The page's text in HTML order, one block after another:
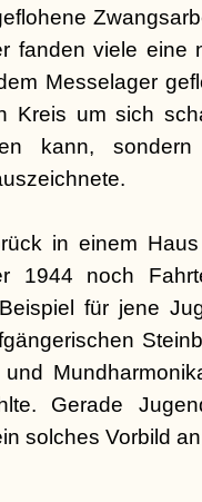
fanden viele eine
Messelager
Kreis um sich
kann,
in einem
1944 noch
für jene
Gerade
solches Vorbild